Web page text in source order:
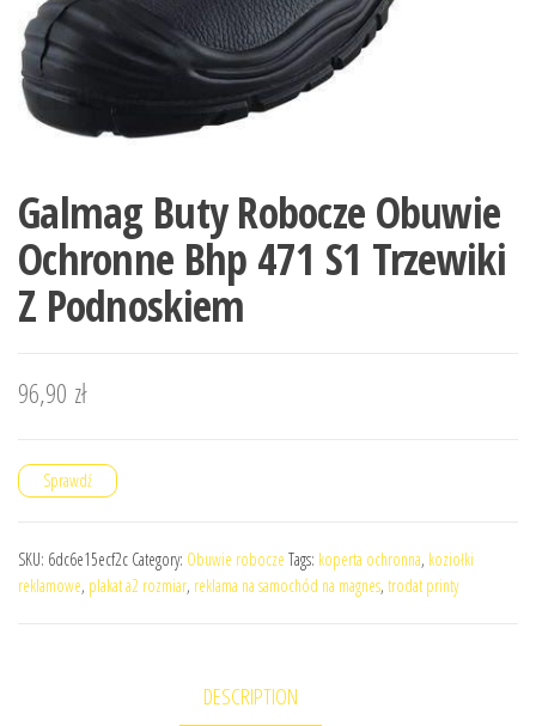
Galmag Buty Robocze Obuwie
Ochronne Bhp 471 S1 Trzewiki
Z Podnoskiem
96,90 zł
Sprawdź
SKU: 6dc6e15ecf2c Category: Obuwie robocze Tags: koperta ochronna, koziołki
reklamowe, plakat a2 rozmiar, reklama na samochód na magnes, trodat printy
DESCRIPTION